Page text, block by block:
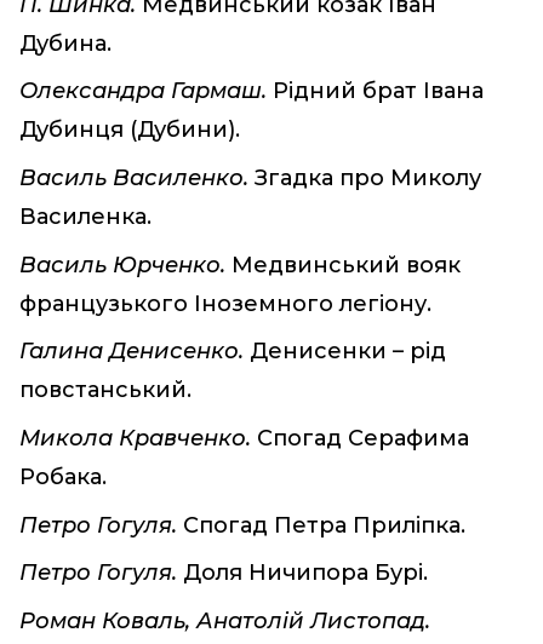
Дубина.
Олександра Гармаш. Рідний брат Івана
Дубинця (Дубини).
Василь Василенко. Згадка про Миколу
Василенка.
Василь Юрченко. Медвинський вояк
французького Іноземного легіону.
Галина Денисенко. Денисенки – рід
повстанський.
Микола Кравченко. Спогад Серафима
Робака.
Петро Гогуля. Спогад Петра Приліпка.
Петро Гогуля. Доля Ничипора Бурі.
Роман Коваль, Анатолій Листопад.